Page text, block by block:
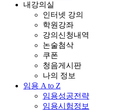
내강의실
인터넷 강의
학원강좌
강의신청내역
논술첨삭
쿠폰
청음게시판
나의 정보
임용 A to Z
임용성공전략
임용시험정보